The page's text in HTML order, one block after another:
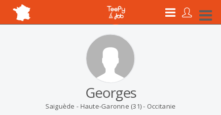
Georges
Saiguède - Haute-Garonne (31) - Occitanie